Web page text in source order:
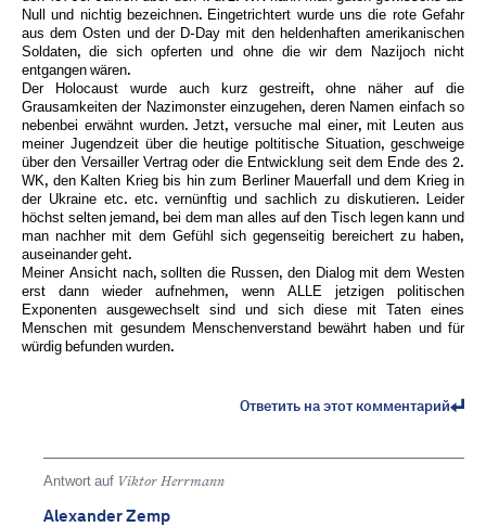
Null und nichtig bezeichnen. Eingetrichtert wurde uns die rote Gefahr
aus dem Osten und der D-Day mit den heldenhaften amerikanischen
Soldaten, die sich opferten und ohne die wir dem Nazijoch nicht
entgangen wären.
Der Holocaust wurde auch kurz gestreift, ohne näher auf die
Grausamkeiten der Nazimonster einzugehen, deren Namen einfach so
nebenbei erwähnt wurden. Jetzt, versuche mal einer, mit Leuten aus
meiner Jugendzeit über die heutige poltitische Situation, geschweige
über den Versailler Vertrag oder die Entwicklung seit dem Ende des 2.
WK, den Kalten Krieg bis hin zum Berliner Mauerfall und dem Krieg in
der Ukraine etc. etc. vernünftig und sachlich zu diskutieren. Leider
höchst selten jemand, bei dem man alles auf den Tisch legen kann und
man nachher mit dem Gefühl sich gegenseitig bereichert zu haben,
auseinander geht.
Meiner Ansicht nach, sollten die Russen, den Dialog mit dem Westen
erst dann wieder aufnehmen, wenn ALLE jetzigen politischen
Exponenten ausgewechselt sind und sich diese mit Taten eines
Menschen mit gesundem Menschenverstand bewährt haben und für
würdig befunden wurden.
Ответить на этот комментарий
Antwort auf Viktor Herrmann
Alexander Zemp